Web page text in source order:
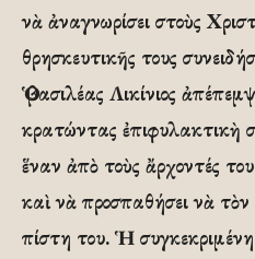
νὰ ἀναγνωρίσει στοὺς
θρησκευτικῆς τους
Ὁ βασιλέας Λικίνιος
κρατώντας ἐπιφυλακτικὴ
ἕναν ἀπὸ τοὺς ἄρχοντές
καὶ νὰ προσπαθήσει νὰ
πίστη του. Ἡ